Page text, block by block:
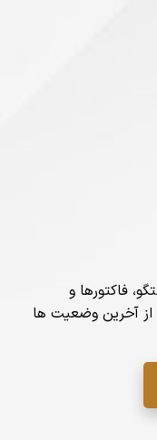
فاکتورها و
از آخرین وضعیت ها